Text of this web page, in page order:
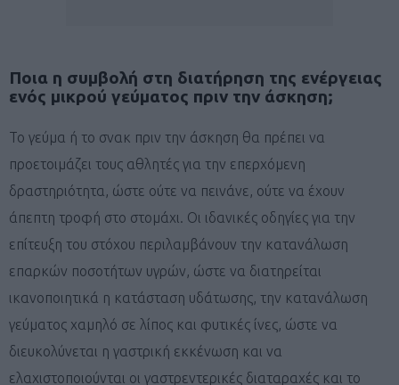
Ποια η συμβολή στη διατήρηση της ενέργειας
ενός μικρού γεύματος πριν την άσκηση;
Το γεύμα ή το σνακ πριν την άσκηση θα πρέπει να
προετοιμάζει τους αθλητές για την επερχόμενη
δραστηριότητα, ώστε ούτε να πεινάνε, ούτε να έχουν
άπεπτη τροφή στο στομάχι. Οι ιδανικές οδηγίες για την
επίτευξη του στόχου περιλαμβάνουν την κατανάλωση
επαρκών ποσοτήτων υγρών, ώστε να διατηρείται
ικανοποιητικά η κατάσταση υδάτωσης, την κατανάλωση
γεύματος χαμηλό σε λίπος και φυτικές ίνες, ώστε να
διευκολύνεται η γαστρική εκκένωση και να
ελαχιστοποιούνται οι γαστρεντερικές διαταραχές και το